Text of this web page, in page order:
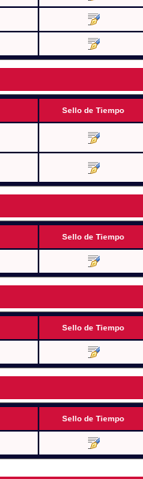
Sello de Tiempo
Sello de Tiempo
Sello de Tiempo
Sello de Tiempo